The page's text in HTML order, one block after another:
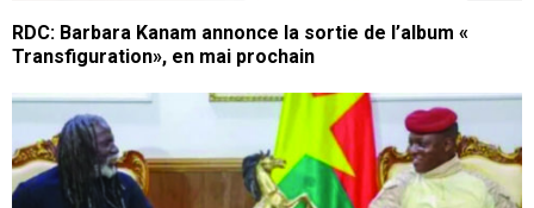
RDC: Barbara Kanam annonce la sortie de l’album «
Transfiguration», en mai prochain